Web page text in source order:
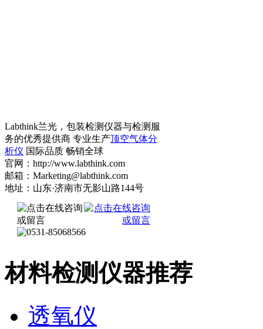
Labthink兰光，包装检测仪器与检测服
务的优秀提供商 专业生产顶空气体分
析仪 国际品质 畅销全球
官网：http://www.labthink.com
邮箱：Marketing@labthink.com
地址：山东·济南市无影山路144号
材料检测仪器推荐
透氧仪